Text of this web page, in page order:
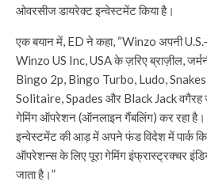
ओवरसीज डायरेक्ट इन्वेस्टमेंट किया है।
एक बयान में, ED ने कहा, “Winzo अपनी
Winzo US Inc, USA के ज़रिए ब्राज़ील,
Bingo 2p, Bingo Turbo, Ludo,
Solitaire, Spades और Black Jack
गेमिंग ऑपरेशन (ऑनलाइन गैंबलिंग) कर रहा
इन्वेस्टमेंट की आड़ में अपने फंड विदेश में पार्क
ऑपरेशन्स के लिए पूरा गेमिंग इंफ्रास्ट्रक्चर
जाता है।”